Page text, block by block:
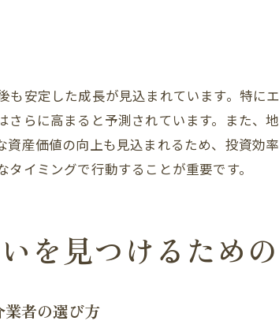
ファミリー向け物件の選
ファミリー向けのお
学区情報と教育環境
子育て支援の充実
広いリビングのある
も安定した成長が見込まれています。特
さらに高まると予測されています。また
資産価値の向上も見込まれるため、投資
イミングで行動することが重要です。
を見つけるため
者の選び方